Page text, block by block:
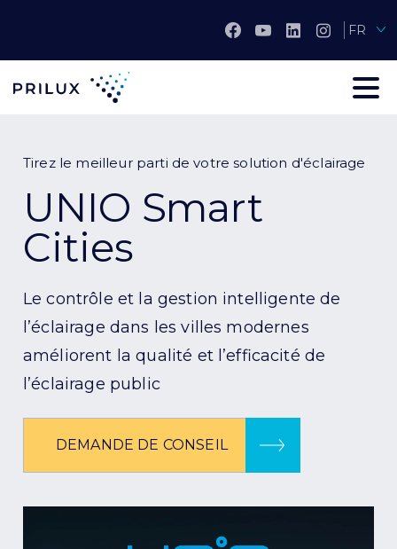
FR
Tirez le meilleur parti de votre solution d'éclairage
UNIO Smart
Cities
Le contrôle et la gestion intelligente de
l’éclairage dans les villes modernes
améliorent la qualité et l’efficacité de
l’éclairage public
DEMANDE DE CONSEIL